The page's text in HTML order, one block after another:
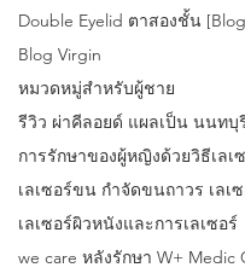
Double Eyelid ตาสองชั้น
Blog Virgin
หมวดหมู่สำหรับผู้ชาย
รีวิว ผ่าคีลอยด์ แผลเป็น นนทบุ
การรักษาของผู้หญิงด้วยวิธีเลเ
เลเซอร์ขน กําจัดขนถาวร เลเ
เลเซอร์ผิวหนังและการเลเซอร์
we care หลังรักษา W+ Medic